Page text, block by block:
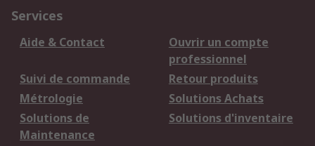
Services
Aide & Contact
Ouvrir un compte
professionnel
Suivi de commande
Retour produits
Métrologie
Solutions Achats
Solutions de
Maintenance
Solutions d'inventaire